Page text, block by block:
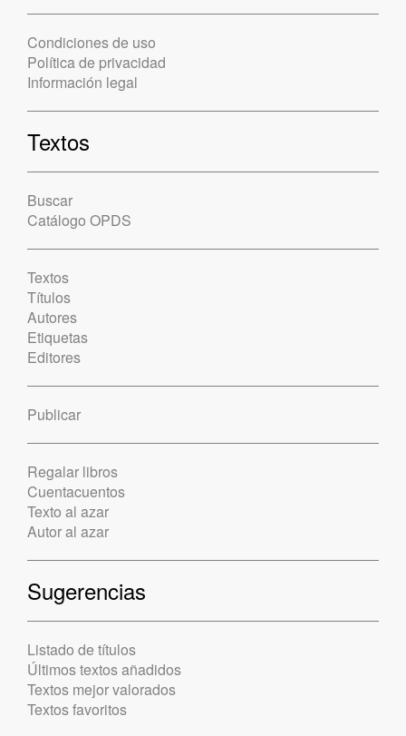
Condiciones de uso
Política de privacidad
Información legal
Textos
Buscar
Catálogo OPDS
Textos
Títulos
Autores
Etiquetas
Editores
Publicar
Regalar libros
Cuentacuentos
Texto al azar
Autor al azar
Sugerencias
Listado de títulos
Últimos textos añadidos
Textos mejor valorados
Textos favoritos